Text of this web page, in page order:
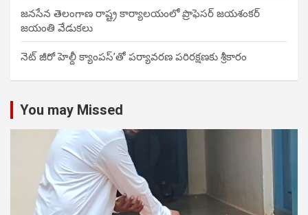
జనసేన తెలంగాణ రాష్ట్ర కార్యాలయంలో ప్రొఫెసర్ జయశంకర్
జయంతి వేడుకలు
నెట్ జీరో హెల్దీ క్యాంపస్’తో పర్యావరణ పరిరక్షణకు శ్రీకారం
You may Missed